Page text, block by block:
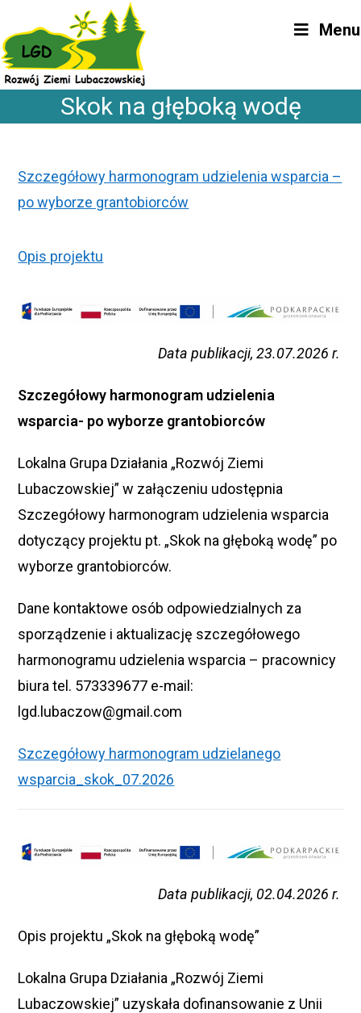
content
Menu
Skok na głęboką wodę
Szczegółowy harmonogram udzielenia wsparcia –
po wyborze grantobiorców
Opis projektu
Data publikacji, 23.07.2026 r.
Szczegółowy harmonogram udzielenia
wsparcia- po wyborze grantobiorców
Lokalna Grupa Działania „Rozwój Ziemi
Lubaczowskiej” w załączeniu udostępnia
Szczegółowy harmonogram udzielenia wsparcia
dotyczący projektu pt. „Skok na głęboką wodę” po
wyborze grantobiorców.
Dane kontaktowe osób odpowiedzialnych za
sporządzenie i aktualizację szczegółowego
harmonogramu udzielenia wsparcia – pracownicy
biura tel. 573339677 e-mail:
lgd.lubaczow@gmail.com
Szczegółowy harmonogram udzielanego
wsparcia_skok_07.2026
Data publikacji, 02.04.2026 r.
Opis projektu „Skok na głęboką wodę”
Lokalna Grupa Działania „Rozwój Ziemi
Lubaczowskiej” uzyskała dofinansowanie z Unii